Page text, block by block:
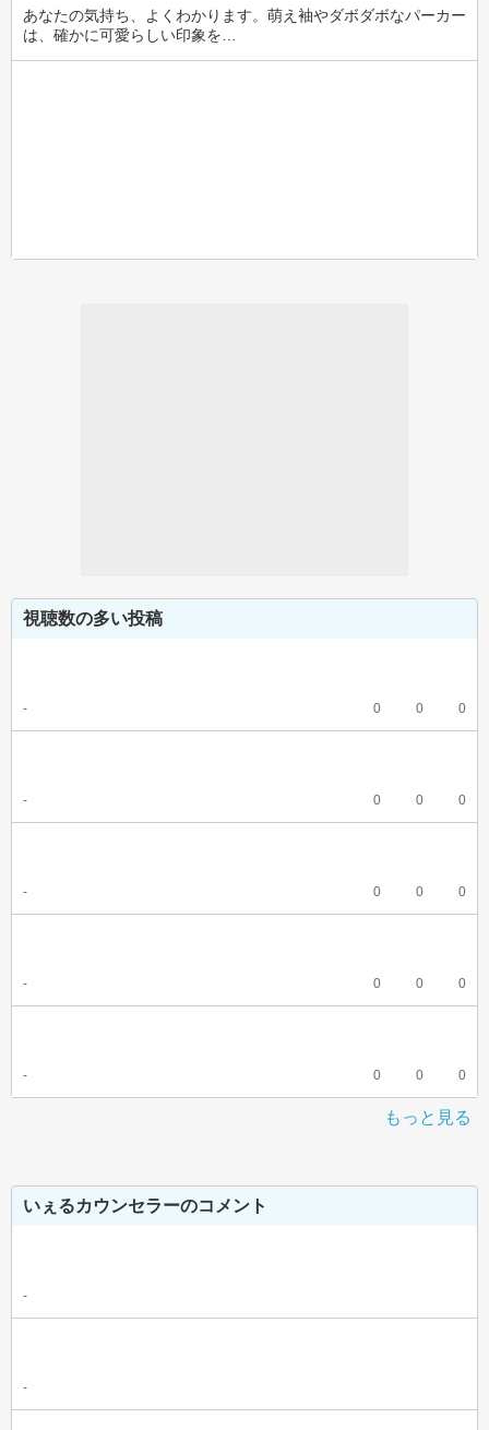
あなたの気持ち、よくわかります。萌え袖やダボダボなパーカー
は、確かに可愛らしい印象を…
視聴数の多い投稿
- 0 0 0
- 0 0 0
- 0 0 0
- 0 0 0
- 0 0 0
もっと見る
いぇるカウンセラーのコメント
-
-